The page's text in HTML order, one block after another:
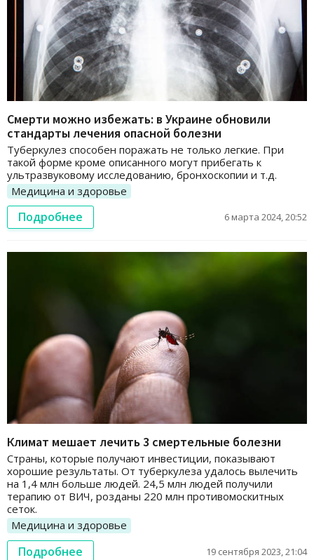
Смерти можно избежать: в Украине обновили
стандарты лечения опасной болезни
Туберкулез способен поражать не только легкие. При
такой форме кроме описанного могут прибегать к
ультразвуковому исследованию, бронхоскопии и т.д.
Медицина и здоровье
Подробнее 6 марта 2024, 20:52
Климат мешает лечить 3 смертельные болезни
Страны, которые получают инвестиции, показывают
хорошие результаты. От туберкулеза удалось вылечить
на 1,4 млн больше людей. 24,5 млн людей получили
терапию от ВИЧ, розданы 220 млн противомоскитных
сеток.
Медицина и здоровье
Подробнее 19 сентября 2023, 21:04